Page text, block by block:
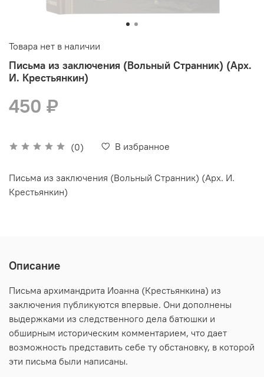
Товара нет в наличии
Письма из заключения (Вольный Странник) (Арх.
И. Крестьянкин)
(0) В избранное
450 ₽
Письма из заключения (Вольный Странник) (Арх. И.
Крестьянкин)
Описание
Письма архимандрита Иоанна (Крестьянкина) из
заключения публикуются впервые. Они дополнены
выдержками из следственного дела батюшки и
обширным историческим комментарием, что дает
возможность представить себе ту обстановку, в которой
эти письма были написаны.